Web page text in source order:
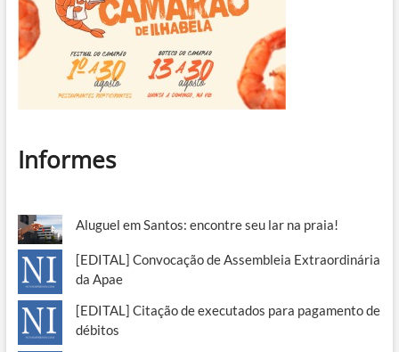
Informes
Aluguel em Santos: encontre seu lar na praia!
[EDITAL] Convocação de Assembleia Extraordinária
da Apae
[EDITAL] Citação de executados para pagamento de
débitos